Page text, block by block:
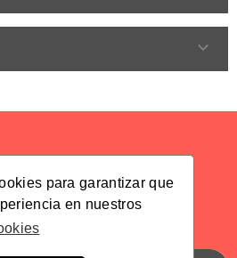
para garantizar que
en nuestros

Nuestro Newsletter